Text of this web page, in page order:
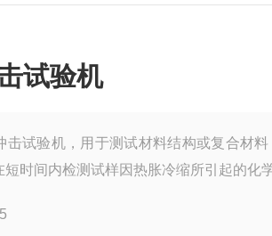
试验机
击试验机，用于测试材料结构或复合材
时间内检测试样因热胀冷缩所引起的化